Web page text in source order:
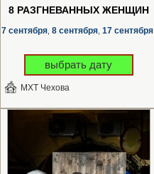
8 РАЗГНЕВАННЫХ ЖЕНЩИН
7 сентября 8 сентября 17 сентября
выбрать дату
МХТ Чехова